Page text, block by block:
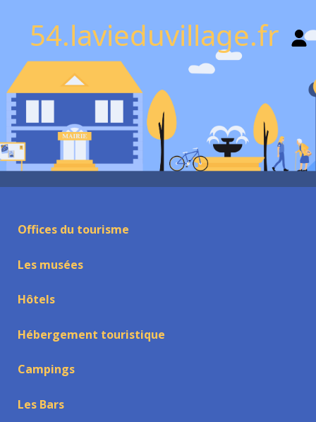
54.lavieduvillage.fr
Offices du tourisme
Les musées
Hôtels
Hébergement touristique
Campings
Les Bars